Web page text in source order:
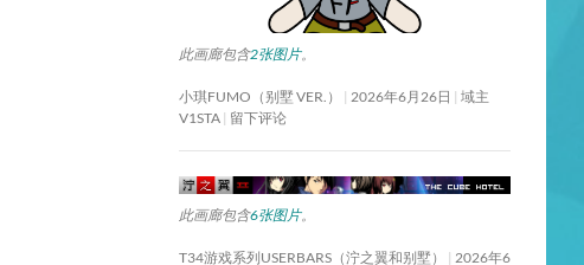
此画廊包含2张图片。
小琪FUMO（别墅 VER.） 2026年6月26日
域主
V1STA 留下评论
此画廊包含6张图片。
T34游戏系列USERBARS（泞之翼和别墅）
2026年6